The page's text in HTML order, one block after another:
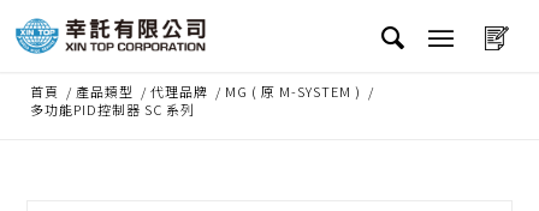
首頁 / 產品類型 / 代理品牌 / MG ( 原 M-SYSTEM ) /
多功能PID控制器 SC 系列